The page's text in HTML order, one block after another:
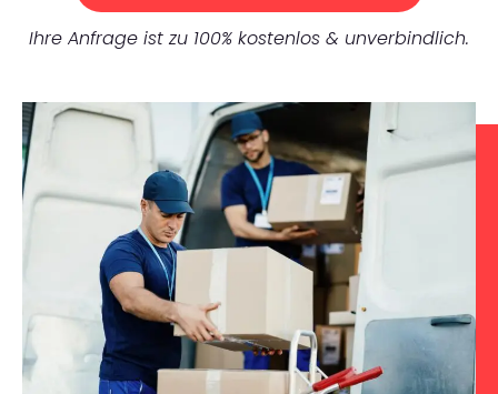
Ihre Anfrage ist zu 100% kostenlos & unverbindlich.